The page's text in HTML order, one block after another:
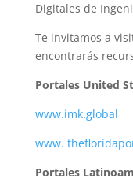
Digitales de
Te invitamos a
encontrarás
Portales United
www.imk.global
www.
Portales